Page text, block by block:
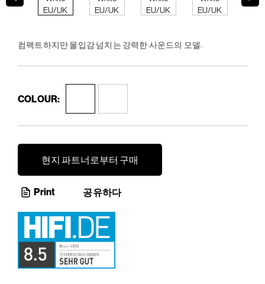
컴팩트하지만 몰입감 넘치는 강력한 사운드의 모델.
COLOUR:
현지 파트너로부터 구매
Print 공유하다